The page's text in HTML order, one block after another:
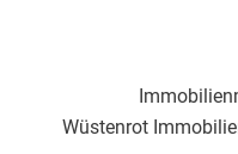
Wüstenrot